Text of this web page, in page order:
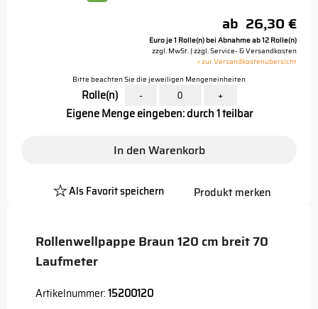
Rollenwellpappe Braun 120 cm breit 70
Laufmeter
Artikelnummer:15200120
ab 26,30 €
Euro je 1 Rolle(n) bei Abnahme ab 12 Rolle(n)
zzgl. MwSt. | zzgl. Service- & Versandkosten
> zur Versandkostenübersicht
Bitte beachten Sie die jeweiligen Mengeneinheiten
Rolle(n) - +
Eigene Menge eingeben: durch 1 teilbar
In den Warenkorb
Als Favorit speichern
Platzhalter
Produkt merken